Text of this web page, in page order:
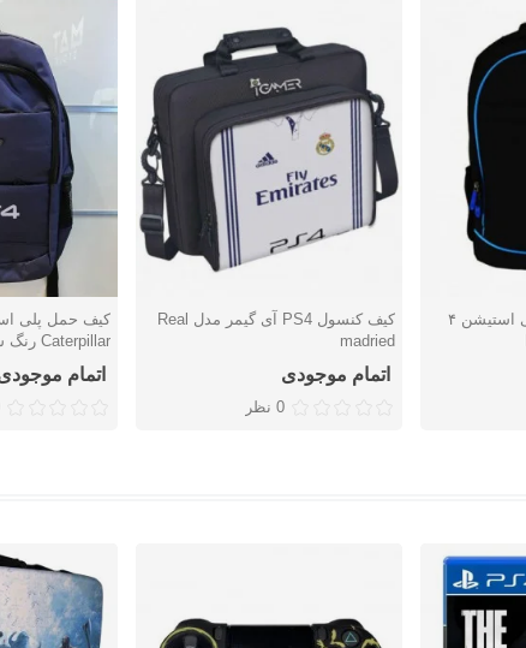
کیف کوله برای حمل پلی استیشن ۴
دوست داشتن
کیف کنسول PS4 آی گیمر مدل Real
madried
اتمام موجودی
0 نظر
دوست
Caterpillar رنگ سرمه‌ای
اتمام